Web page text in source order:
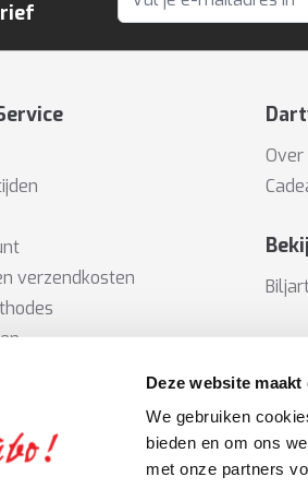
Deze website
We gebruiken
bieden en om ons
met onze partners
E-mailadres
verzendkosten